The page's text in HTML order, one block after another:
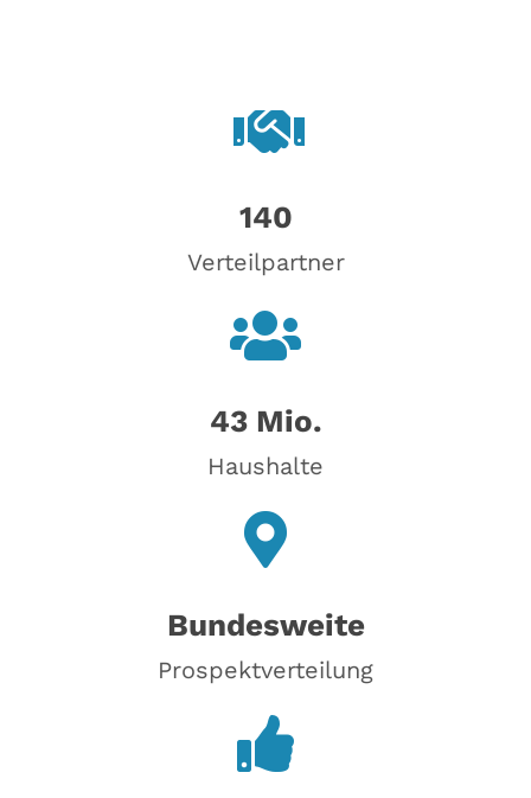
140
Verteilpartner
43 Mio.
Haushalte
Bundesweite
Prospektverteilung